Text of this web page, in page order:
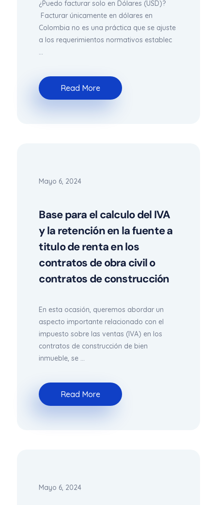
¿Puedo facturar solo en Dólares (USD)?
Facturar únicamente en dólares en
Colombia no es una práctica que se ajuste
a los requerimientos normativos establec
...
Read More
Mayo 6, 2024
Base para el calculo del IVA
y la retención en la fuente a
titulo de renta en los
contratos de obra civil o
contratos de construcción
En esta ocasión, queremos abordar un
aspecto importante relacionado con el
impuesto sobre las ventas (IVA) en los
contratos de construcción de bien
inmueble, se ...
Read More
Mayo 6, 2024